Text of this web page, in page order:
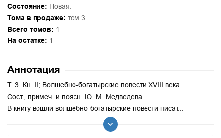
Состояние: Новая.
Тома в продаже: том 3
Всего томов: 1
На остатке: 1
Аннотация
Т. 3. Кн. II; Волшебно-богатырские повести XVIII века.
Сост., примеч. и поясн. Ю. М. Медведева.
В книгу вошли волшебно-богатырские повести писат...